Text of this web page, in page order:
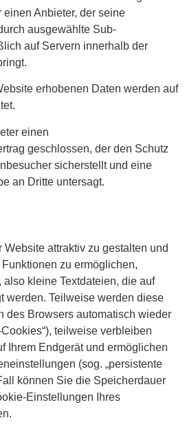
Anbieter, der seine
ausgewählte Sub-
auf Servern innerhalb der
erhobenen Daten werden auf
einen
geschlossen, der den Schutz
sicherstellt und eine
an Dritte untersagt.
attraktiv zu gestalten und
zu ermöglichen,
kleine Textdateien, die auf
werden. Teilweise werden diese
des Browsers automatisch wieder
teilweise verbleiben
Ihrem Endgerät und ermöglichen
(sog. „persistente
können Sie die Speicherdauer
Einstellungen Ihres